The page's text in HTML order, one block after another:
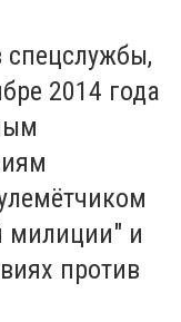
2014 года
милиции" и
против